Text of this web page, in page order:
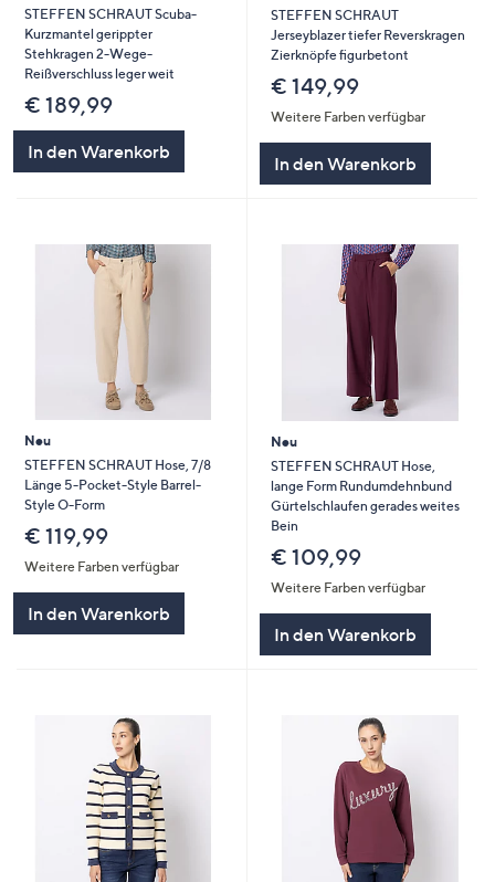
STEFFEN SCHRAUT Scuba-
Kurzmantel gerippter
Stehkragen 2-Wege-
Reißverschluss leger weit
€ 189,99
In den Warenkorb
STEFFEN SCHRAUT
Jerseyblazer tiefer Reverskragen
Zierknöpfe figurbetont
€ 149,99
Weitere Farben verfügbar
In den Warenkorb
Neu
STEFFEN SCHRAUT Hose, 7/8
Länge 5-Pocket-Style Barrel-
Style O-Form
€ 119,99
Weitere Farben verfügbar
In den Warenkorb
Neu
STEFFEN SCHRAUT Hose,
lange Form Rundumdehnbund
Gürtelschlaufen gerades weites
Bein
€ 109,99
Weitere Farben verfügbar
In den Warenkorb